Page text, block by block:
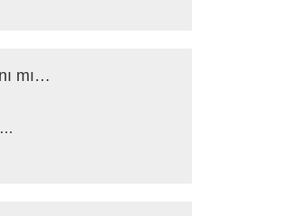
Tüm ters ozmos su arıtma ekipmanlarının membranları aynı mıdır?